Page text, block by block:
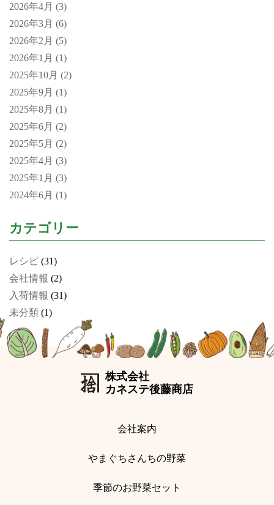
2026年4月 (3)
2026年3月 (6)
2026年2月 (5)
2026年1月 (1)
2025年10月 (2)
2025年9月 (1)
2025年8月 (1)
2025年6月 (2)
2025年5月 (2)
2025年4月 (3)
2025年1月 (3)
2024年6月 (1)
カテゴリー
レシピ (31)
会社情報 (2)
入荷情報 (31)
未分類 (1)
株式会社
カネステ後藤商店
会社案内
やまぐちさんちの野菜
季節のお野菜セット